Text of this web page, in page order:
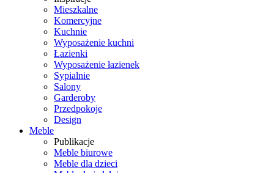
Mieszkalne
Komercyjne
Kuchnie
Wyposażenie kuchni
Łazienki
Wyposażenie łazienek
Sypialnie
Salony
Garderoby
Przedpokoje
Design
Meble
Publikacje
Meble biurowe
Meble dla dzieci